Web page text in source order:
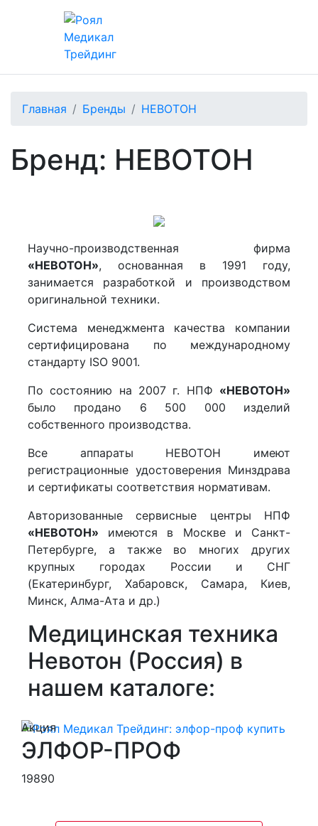
Главная Бренды НЕВОТОН
Бренд: НЕВОТОН
Научно-производственная фирма
«НЕВОТОН», основанная в 1991 году,
занимается разработкой и производством
оригинальной техники.
Система менеджмента качества компании
сертифицирована по международному
стандарту ISO 9001.
По состоянию на 2007 г. НПФ «НЕВОТОН»
было продано 6 500 000 изделий
собственного производства.
Все аппараты НЕВОТОН имеют
регистрационные удостоверения Минздрава
и сертификаты соответствия нормативам.
Авторизованные сервисные центры НПФ
«НЕВОТОН» имеются в Москве и Санкт-
Петербурге, а также во многих других
крупных городах России и СНГ
(Екатеринбург, Хабаровск, Самара, Киев,
Минск, Алма-Ата и др.)
Медицинская техника
Невотон (Россия) в
нашем каталоге:
Акция
ЭЛФОР-ПРОФ
19890